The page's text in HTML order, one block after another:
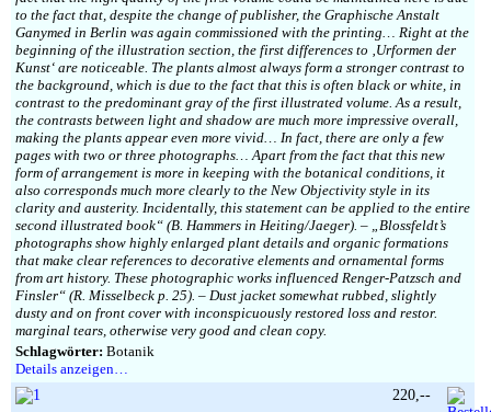
to the fact that, despite the change of publisher, the Graphische Anstalt
Ganymed in Berlin was again commissioned with the printing… Right at the
beginning of the illustration section, the first differences to ‚Urformen der
Kunst‘ are noticeable. The plants almost always form a stronger contrast to
the background, which is due to the fact that this is often black or white, in
contrast to the predominant gray of the first illustrated volume. As a result,
the contrasts between light and shadow are much more impressive overall,
making the plants appear even more vivid… In fact, there are only a few
pages with two or three photographs… Apart from the fact that this new
form of arrangement is more in keeping with the botanical conditions, it
also corresponds much more clearly to the New Objectivity style in its
clarity and austerity. Incidentally, this statement can be applied to the entire
second illustrated book“ (B. Hammers in Heiting/Jaeger). – „Blossfeldt’s
photographs show highly enlarged plant details and organic formations
that make clear references to decorative elements and ornamental forms
from art history. These photographic works influenced Renger-Patzsch and
Finsler“ (R. Misselbeck p. 25). – Dust jacket somewhat rubbed, slightly
dusty and on front cover with inconspicuously restored loss and restor.
marginal tears, otherwise very good and clean copy.
Schlagwörter: Botanik
Details anzeigen…
220,--